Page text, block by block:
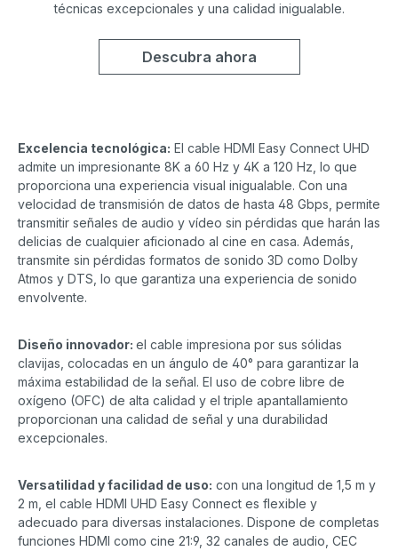
técnicas excepcionales y una calidad inigualable.
Descubra ahora
Excelencia tecnológica: El cable HDMI Easy Connect UHD
admite un impresionante 8K a 60 Hz y 4K a 120 Hz, lo que
proporciona una experiencia visual inigualable. Con una
velocidad de transmisión de datos de hasta 48 Gbps, permite
transmitir señales de audio y vídeo sin pérdidas que harán las
delicias de cualquier aficionado al cine en casa. Además,
transmite sin pérdidas formatos de sonido 3D como Dolby
Atmos y DTS, lo que garantiza una experiencia de sonido
envolvente.
Diseño innovador: el cable impresiona por sus sólidas
clavijas, colocadas en un ángulo de 40° para garantizar la
máxima estabilidad de la señal. El uso de cobre libre de
oxígeno (OFC) de alta calidad y el triple apantallamiento
proporcionan una calidad de señal y una durabilidad
excepcionales.
Versatilidad y facilidad de uso: con una longitud de 1,5 m y
2 m, el cable HDMI UHD Easy Connect es flexible y
adecuado para diversas instalaciones. Dispone de completas
funciones HDMI como cine 21:9, 32 canales de audio, CEC